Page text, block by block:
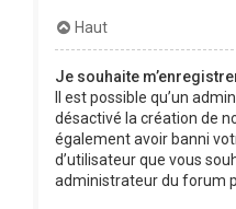
Haut
Je souhaite
Il est possible qu’un
désactivé la création de
également avoir banni
d’utilisateur que vous
administrateur du forum